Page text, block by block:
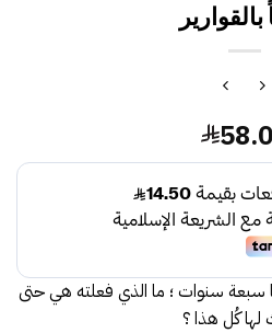
سنوات ؛ ما الذي فعلته هي حتى
كُل هذا ؟